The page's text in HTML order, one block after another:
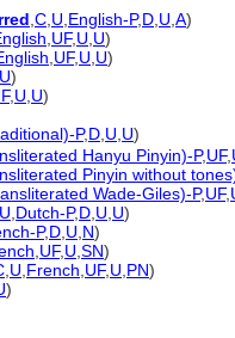
C U English-P,D U A)
UF, U U)
UF, U U)
U)
, U U)
P,D U U)
Hanyu Pinyin)-P,UF,
Pinyin without
Wade-Giles)-P,UF,
U Dutch-P,D U U)
P,D U N)
UF, U SN)
U French UF, U PN)
)